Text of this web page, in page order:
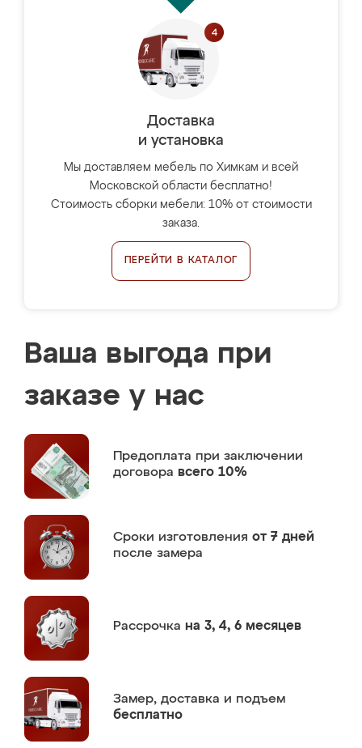
Доставка
и установка
Мы доставляем мебель по Химкам и всей
Московской области бесплатно!
Стоимость сборки мебели: 10% от стоимости
заказа.
ПЕРЕЙТИ В КАТАЛОГ
Ваша выгода при
заказе у нас
Предоплата при заключении
договора всего 10%
Сроки изготовления от 7 дней
после замера
Рассрочка на 3, 4, 6 месяцев
Замер, доставка и подъем
бесплатно